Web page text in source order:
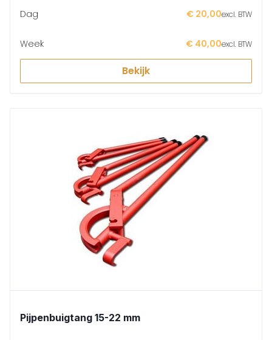
Dag € 20,00excl. BTW
Week € 40,00excl. BTW
Bekijk
Pijpenbuigtang 15-22 mm